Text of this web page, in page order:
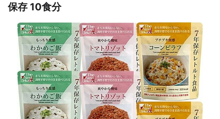
保存 10食分